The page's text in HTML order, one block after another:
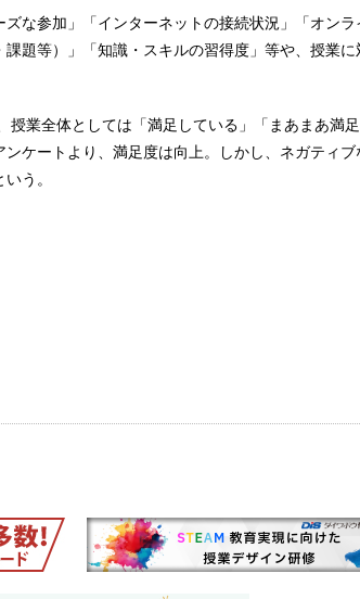
な参加」「インターネットの接続状況」「オン
題等）」「知識・スキルの習得度」等や、授業に
授業全体としては「満足している」「まあまあ満
ケートより、満足度は向上。しかし、ネガティブ
う。